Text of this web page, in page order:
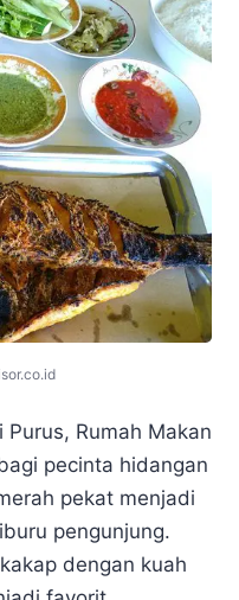
Rumah Makan
pecinta hidangan
pekat menjadi
pengunjung.
dengan kuah